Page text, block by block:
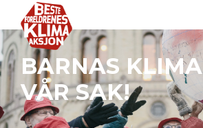
BARNAS KLIMA
VÅR SAK!